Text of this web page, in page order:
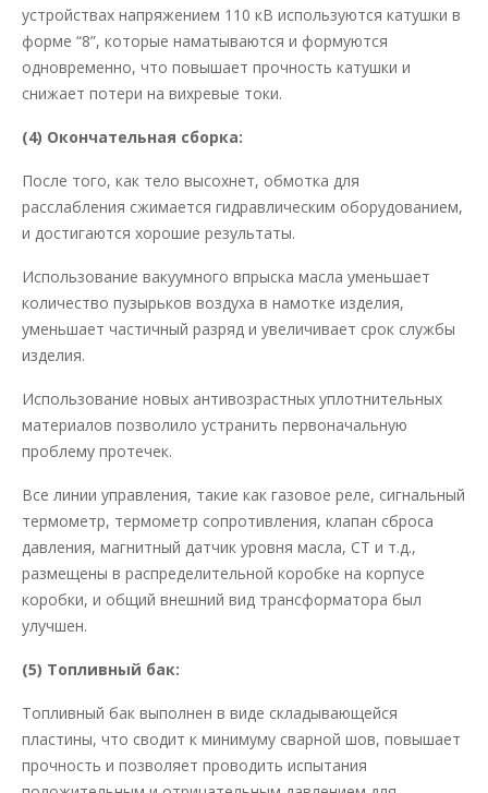
устройствах напряжением 110 кВ используются катушки в
форме “8”, которые наматываются и формуются
одновременно, что повышает прочность катушки и
снижает потери на вихревые токи.
(4) Окончательная сборка:
После того, как тело высохнет, обмотка для
расслабления сжимается гидравлическим оборудованием,
и достигаются хорошие результаты.
Использование вакуумного впрыска масла уменьшает
количество пузырьков воздуха в намотке изделия,
уменьшает частичный разряд и увеличивает срок службы
изделия.
Использование новых антивозрастных уплотнительных
материалов позволило устранить первоначальную
проблему протечек.
Все линии управления, такие как газовое реле, сигнальный
термометр, термометр сопротивления, клапан сброса
давления, магнитный датчик уровня масла, CT и т.д.,
размещены в распределительной коробке на корпусе
коробки, и общий внешний вид трансформатора был
улучшен.
(5) Топливный бак:
Топливный бак выполнен в виде складывающейся
пластины, что сводит к минимуму сварной шов, повышает
прочность и позволяет проводить испытания